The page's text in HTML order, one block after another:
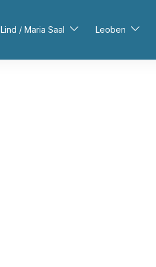
Lind / Maria Saal Leoben